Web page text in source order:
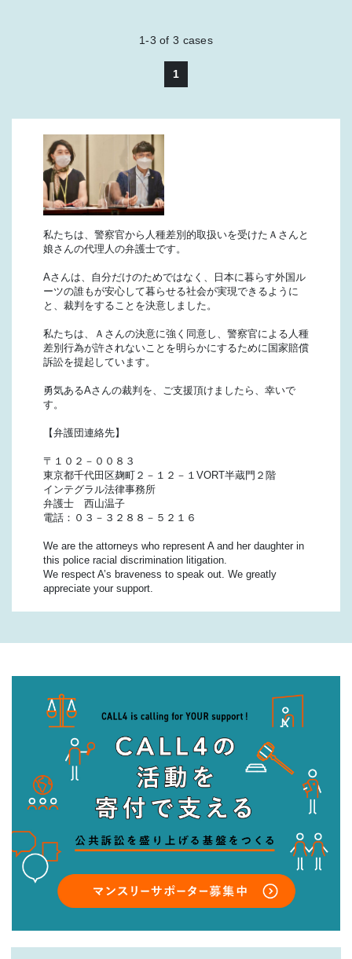
1-3 of 3 cases
1
私たちは、警察官から人種差別的取扱いを受けたＡさんと
娘さんの代理人の弁護士です。
Aさんは、自分だけのためではなく、日本に暮らす外国ル
ーツの誰もが安心して暮らせる社会が実現できるように
と、裁判をすることを決意しました。
私たちは、Ａさんの決意に強く同意し、警察官による人種
差別行為が許されないことを明らかにするために国家賠償
訴訟を提起しています。
勇気あるAさんの裁判を、ご支援頂けましたら、幸いで
す。
【弁護団連絡先】
〒１０２－００８３
東京都千代田区麹町２－１２－１VORT半蔵門２階
インテグラル法律事務所
弁護士 西山温子
電話：０３－３２８８－５２１６
We are the attorneys who represent A and her daughter in
this police racial discrimination litigation.
We respect A’s braveness to speak out. We greatly
appreciate your support.